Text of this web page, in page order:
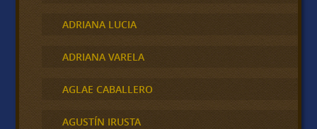
ADRIANA LUCIA
ADRIANA VARELA
AGLAE CABALLERO
AGUSTÍN IRUSTA